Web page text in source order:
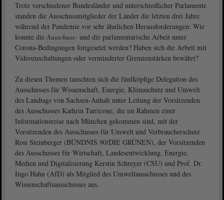
Trotz verschiedener Bundesländer und unterschiedlicher Parlamente
standen die Ausschussmitglieder der Länder die letzten drei Jahre
während der Pandemie vor sehr ähnlichen Herausforderungen: Wie
konnte dieAusschuss- und die parlamentarische Arbeit unter
Corona-Bedingungen fortgesetzt werden? Haben sich die Arbeit mit
Videozuschaltungen oder verminderter Gremienstärken bewährt?
Zu diesen Themen tauschten sich die fünfköpfige Delegation des
Ausschusses für Wissenschaft, Energie, Klimaschutz und Umwelt
des Landtags von Sachsen-Anhalt unter Leitung der Vorsitzenden
des Ausschusses Kathrin Tarricone, die im Rahmen einer
Informationsreise nach München gekommen sind, mit der
Vorsitzenden des Ausschusses für Umwelt und Verbraucherschutz
Rosi Steinberger (BÜNDNIS 90/DIE GRÜNEN), der Vorsitzenden
des Ausschusses für Wirtschaft, Landesentwicklung, Energie,
Medien und Digitalisierung Kerstin Schreyer (CSU) und Prof. Dr.
Ingo Hahn (AfD) als Mitglied des Umweltausschusses und des
Wissenschaftsausschusses aus.